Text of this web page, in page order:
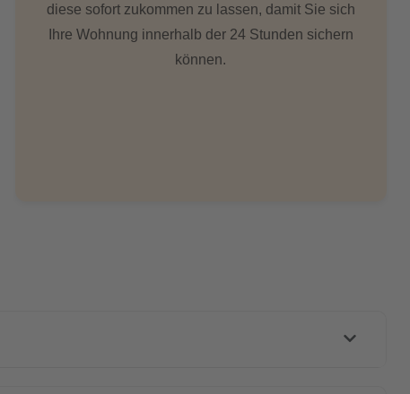
diese sofort zukommen zu lassen, damit Sie sich
Ihre Wohnung innerhalb der 24 Stunden sichern
können.